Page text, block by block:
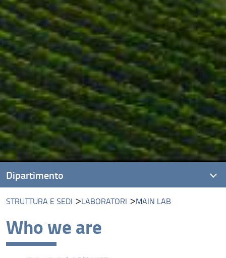
STRUTTURA E SEDI LABORATORI MAIN LAB
Who we are
Dipartimento
Presentazione
Missione
Visione